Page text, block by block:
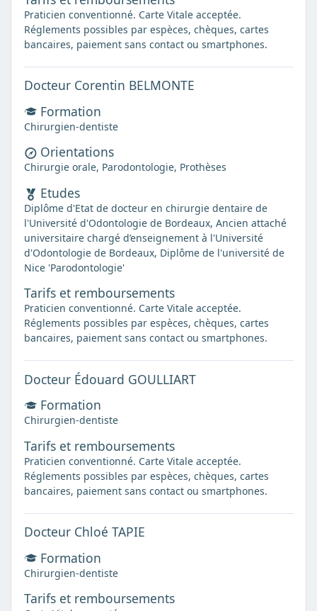
Praticien conventionné. Carte Vitale acceptée.
Réglements possibles par espèces, chèques, cartes
bancaires, paiement sans contact ou smartphones.
Docteur Corentin BELMONTE
Formation
Chirurgien-dentiste
Orientations
Chirurgie orale, Parodontologie, Prothèses
Etudes
Diplôme d'Etat de docteur en chirurgie dentaire de
l'Université d'Odontologie de Bordeaux, Ancien attaché
universitaire chargé d’enseignement à l'Université
d'Odontologie de Bordeaux, Diplôme de l'université de
Nice 'Parodontologie'
Tarifs et remboursements
Praticien conventionné. Carte Vitale acceptée.
Réglements possibles par espèces, chèques, cartes
bancaires, paiement sans contact ou smartphones.
Docteur Édouard GOULLIART
Formation
Chirurgien-dentiste
Tarifs et remboursements
Praticien conventionné. Carte Vitale acceptée.
Réglements possibles par espèces, chèques, cartes
bancaires, paiement sans contact ou smartphones.
Docteur Chloé TAPIE
Formation
Chirurgien-dentiste
Tarifs et remboursements